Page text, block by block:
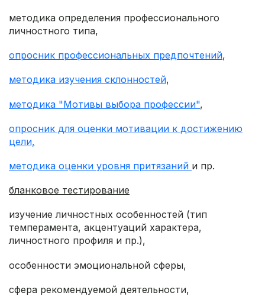
методика определения профессионального
личностного типа,
опросник профессиональных предпочтений,
методика изучения склонностей,
методика "Мотивы выбора профессии",
опросник для оценки мотивации к достижению
цели,
методика оценки уровня притязаний и пр.
бланковое тестирование
изучение личностных особенностей (тип
темперамента, акцентуаций характера,
личностного профиля и пр.),
особенности эмоциональной сферы,
сфера рекомендуемой деятельности,